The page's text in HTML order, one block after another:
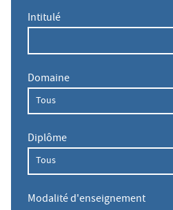
Intitulé
Domaine
Diplôme
Modalité d'enseignement